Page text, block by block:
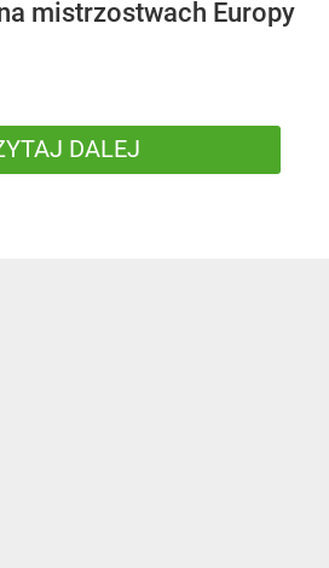
mistrzostwach Europy
DALEJ